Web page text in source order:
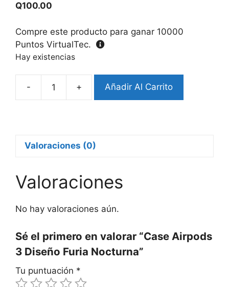
Q100.00
Compre este producto para ganar 10000
Puntos VirtualTec.
Hay existencias
-
Case
Furia
+ Añadir Al Carrito
Valoraciones (0)
Valoraciones
No hay valoraciones aún.
Sé el primero en valorar “Case Airpods
3 Diseño Furia Nocturna”
Tu puntuación *